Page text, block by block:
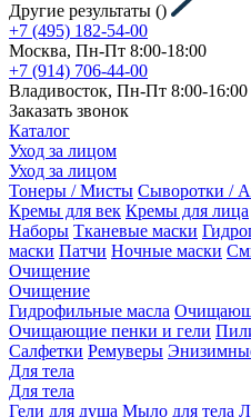
Другие результаты ()
+7 (495) 182-54-00
Москва, Пн-Пт 8:00-18:00
+7 (914) 706-44-00
Владивосток, Пн-Пт 8:00-16:00
Заказать звонок
Каталог
Уход за лицом
Уход за лицом
Тонеры / Мисты Сыворотки /
Кремы для век Кремы для лица
Наборы Тканевые маски
маски Патчи Ночные маски
Очищение
Очищение
Гидрофильные масла
Очищающие пенки и гели
Салфетки Ремуверы
Для тела
Для тела
Гели для душа Мыло для тела